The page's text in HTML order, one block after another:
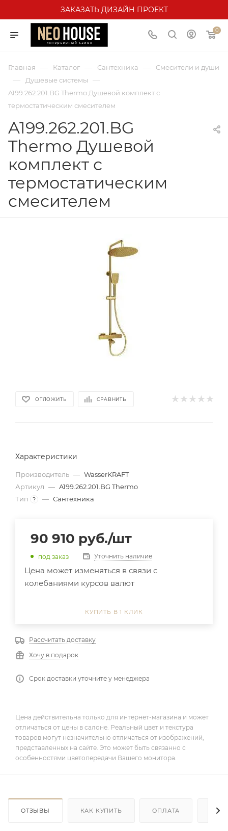
ЗАКАЗАТЬ ДИЗАЙН ПРОЕКТ
0
Главная — Каталог — Сантехника — Смесители и души
— Душевые системы —
A199.262.201.BG Thermo Душевой комплект с
термостатическим смесителем
A199.262.201.BG
Thermo Душевой
комплект с
термостатическим
смесителем
ОТЛОЖИТЬ СРАВНИТЬ
Характеристики
Производитель — WasserKRAFT
Артикул — A199.262.201.BG Thermo
Тип
? — Сантехника
90 910 руб./шт
под заказ Уточнить наличие
Цена может изменяться в связи с
колебаниями курсов валют
КУПИТЬ В 1 КЛИК
Рассчитать доставку
Хочу в подарок
Срок доставки уточните у менеджера
Цена действительна только для интернет-магазина и может
отличаться от цены в салоне. Реальный цвет и текстура
товаров могут незначительно отличаться от изображений,
представленных на сайте. Это может быть связанно с
особенностями цветопередачи Вашего монитора.
ОТЗЫВЫ КАК КУПИТЬ ОПЛАТА